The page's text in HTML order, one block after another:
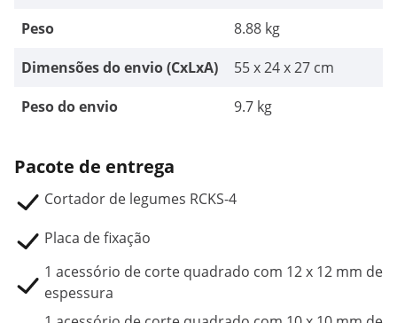
Peso
8.88 kg
Dimensões do envio (CxLxA)
55 x 24 x 27 cm
Peso do envio
9.7 kg
Pacote de entrega
Cortador de legumes RCKS-4
Placa de fixação
1 acessório de corte quadrado com 12 x 12 mm de
espessura